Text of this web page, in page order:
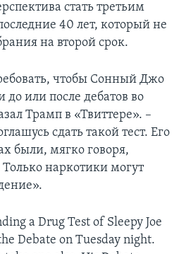
стать третьим
40 лет, который не
на второй срок.
чтобы Сонный Джо
до или после дебатов во
Трамп в «Твиттере». –
сдать такой тест. Его
были, мягко говоря,
наркотики могут
a Drug Test of Sleepy Joe
Debate on Tuesday night.